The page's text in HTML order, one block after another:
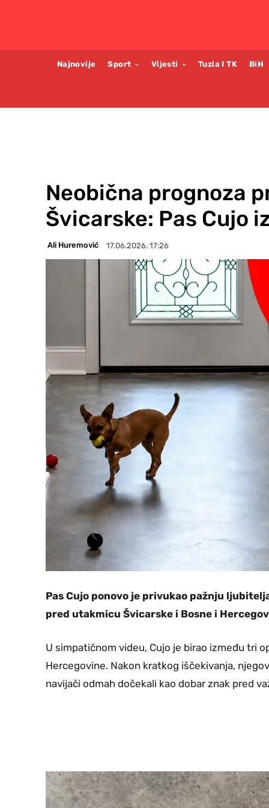
Najnovije Sport Vijesti Tuzla I TK BiH
Neobična prognoza
Švicarske: Pas Cujo
Ali Huremović 17.06.2026. 17:26
Pas Cujo ponovo je privukao pažnju
pred utakmicu Švicarske i Bosne i
U simpatičnom videu, Cujo je birao između tri
Hercegovine. Nakon kratkog iščekivanja,
navijači odmah dočekali kao dobar znak pred
V
i